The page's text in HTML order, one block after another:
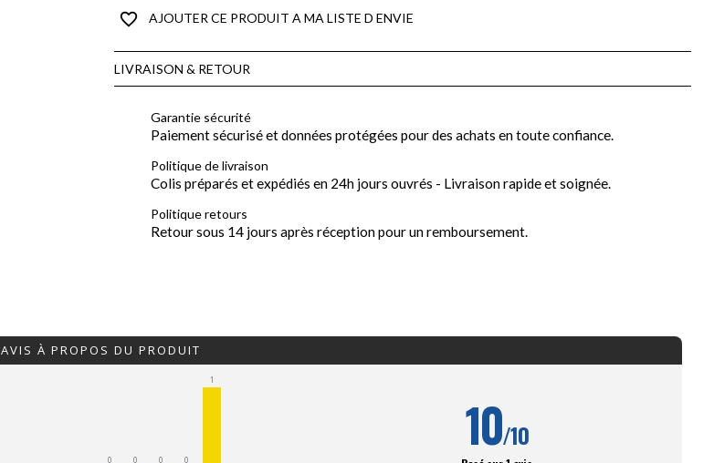
favorite_border AJOUTER CE PRODUIT A MA LISTE D ENVIE
LIVRAISON & RETOUR
Garantie sécurité
Paiement sécurisé et données protégées pour des achats en toute confiance.
Politique de livraison
Colis préparés et expédiés en 24h jours ouvrés - Livraison rapide et soignée.
Politique retours
Retour sous 14 jours après réception pour un remboursement.
AVIS À PROPOS DU PRODUIT
0 0 0 0
1
10/10